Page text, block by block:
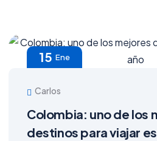
15 Ene
Carlos
Colombia: uno de los
destinos para viajar